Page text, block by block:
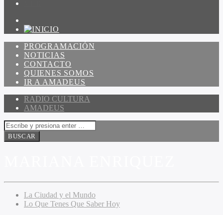
PROGRAMACIÓN
NOTICIAS
CONTACTO
QUIENES SOMOS
IR A AMADEUS
RADIO CULTURA
AMADEUS
La Ciudad y el Mundo
Lo Que Tenes Que Saber Hoy